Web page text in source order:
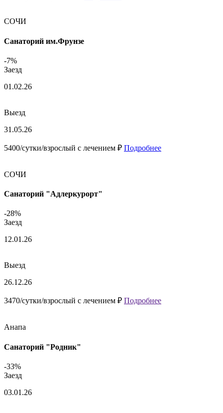
СОЧИ
Санаторий им.Фрунзе
-7%
Заезд
01.02.26
Выезд
31.05.26
5400/сутки/взрослый с лечением ₽ Подробнее
СОЧИ
Санаторий "Адлеркурорт"
-28%
Заезд
12.01.26
Выезд
26.12.26
3470/сутки/взрослый с лечением ₽ Подробнее
Анапа
Санаторий "Родник"
-33%
Заезд
03.01.26